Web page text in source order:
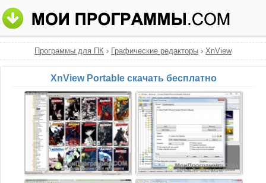
Программы для ПК › Графические редакторы › XnView
XnView Portable скачать бесплатно